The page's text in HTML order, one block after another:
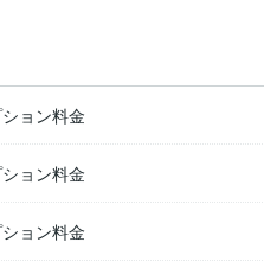
ョン料金
ョン料金
ョン料金